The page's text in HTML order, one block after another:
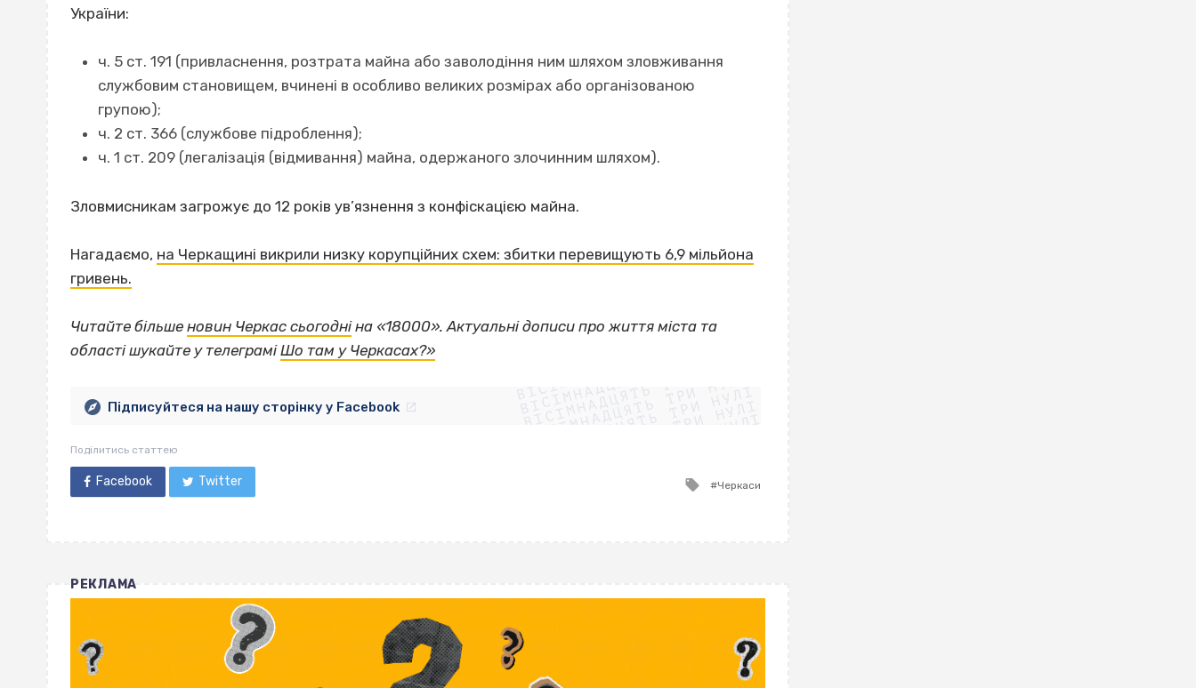
України: ⁠ ⁠
ч. 5 ст. 191 (привласнення, розтрата майна або заволодіння ним шляхом зловживання
службовим становищем, вчинені в особливо великих розмірах або організованою
групою); ⁠
ч. 2 ст. 366 (службове підроблення);
ч. 1 ст. 209 (легалізація (відмивання) майна, одержаного злочинним шляхом).
Зловмисникам загрожує до 12 років ув’язнення з конфіскацією майна.
Нагадаємо, на Черкащині викрили низку корупційних схем: збитки перевищують 6,9 мільйона
гривень.
Читайте більше новин Черкас сьогодніна «18000». Актуальні дописи про життя міста та
області шукайте у телеграміШо там у Черкасах?» ВІСІМНАДЦЯТЬ ТРИ НУЛІ
ВІСІМНАДЦЯТЬ ТРИ НУЛІ
ВІСІМНАДЦЯТЬ ТРИ НУЛІ
ВІСІМНАДЦЯТЬ ТРИ НУЛІ
ВІСІМНАДЦЯТЬ ТРИ НУЛІ
ВІСІМНАДЦЯТЬ ТРИ НУЛІ
ВІСІМНАДЦЯТЬ ТРИ НУЛІ
ВІСІМНАДЦЯТЬ ТРИ НУЛІ
Підписуйтеся на нашу сторінку у Facebook
Поділитись статтею
Facebook Twitter
Tagged
Черкаси
РЕКЛАМА